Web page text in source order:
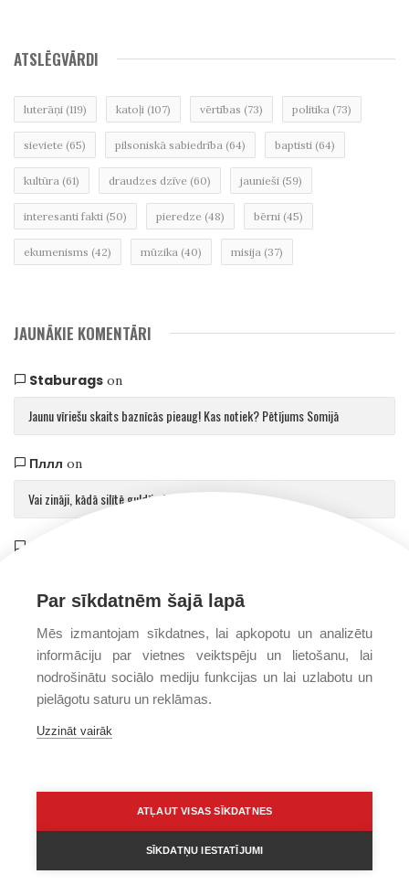
ATSLĒGVĀRDI
luterāņi (119) katoļi (107) vērtības (73) politika (73)
sieviete (65) pilsoniskā sabiedrība (64) baptisti (64)
kultūra (61) draudzes dzīve (60) jaunieši (59)
interesanti fakti (50) pieredze (48) bērni (45)
ekumenisms (42) mūzika (40) misija (37)
JAUNĀKIE KOMENTĀRI
Staburagson
Jaunu vīriešu skaits baznīcās pieaug! Kas notiek? Pētījums Somijā
Пллл on
Vai zināji, kādā silītē guldīja Jēzu?
Par sīkdatnēm šajā lapā
Mēs izmantojam sīkdatnes, lai apkopotu un analizētu
informāciju par vietnes veiktspēju un lietošanu, lai
nodrošinātu sociālo mediju funkcijas un lai uzlabotu un
pielāgotu saturu un reklāmas.
Uzzināt vairāk
ATĻAUT VISAS SĪKDATNES
SĪKDATŅU IESTATĪJUMI